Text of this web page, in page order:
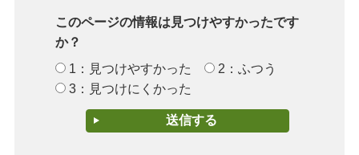
このページの情報は見つけやすかったです
か？
1：見つけやすかった
2：ふつう
3：見つけにくかった